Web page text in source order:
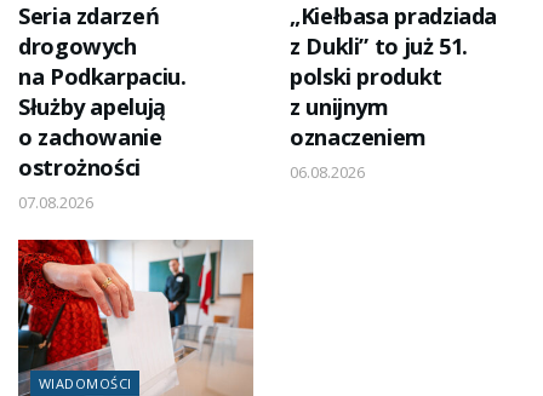
Seria zdarzeń
drogowych
na Podkarpaciu.
Służby apelują
o zachowanie
ostrożności
07.08.2026
„Kiełbasa pradziada
z Dukli” to już 51.
polski produkt
z unijnym
oznaczeniem
06.08.2026
WIADOMOŚCI